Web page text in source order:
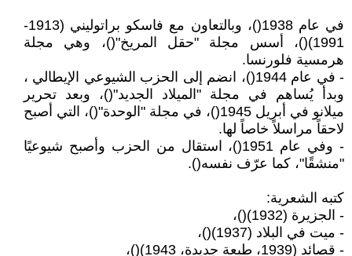
في عام 1938()، وبالتعاون مع فاسكو براتوليني (1913-
1991)()، أسس مجلة "حقل المريخ"()، وهي مجلة
هرمسية فلورنسا.
- في عام 1944()، انضم إلى الحزب الشيوعي الإيطالي ،
وبدأ يُساهم في مجلة "الميلاد الجديد"()، وبعد تحرير
ميلانو في أبريل 1945()، في مجلة "الوحدة"()، التي أصبح
لاحقاً مراسلاً خاصاً لها.
- وفي عام 1951()، استقال من الحزب وأصبح شيوعيًا
"منشقًا"، كما عرّف نفسه().
كتبه الشعرية:
- الجزيرة (1932)()،
- ميت في البلاد (1937)()،
- قصائد (1939، طبعة جديدة، 1943)()،